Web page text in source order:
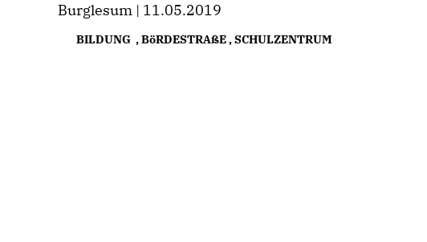
Burglesum | 11.05.2019
BILDUNG ,BöRDESTRAßE,SCHULZENTRUM